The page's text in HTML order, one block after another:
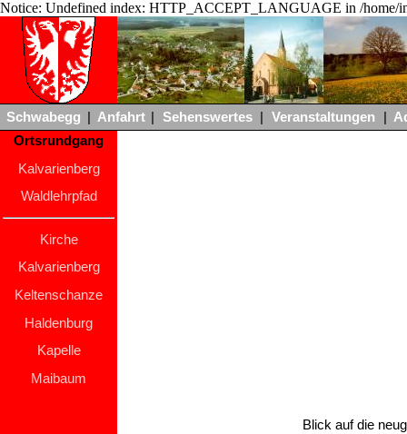
Notice: Undefined index: HTTP_ACCEPT_LANGUAGE in /home/
Schwabegg Anfahrt Sehenswertes Veranstaltungen
Ortsrundgang
Kalvarienberg
Waldlehrpfad
Kirche
Kalvarienberg
Keltenschanze
Haldenburg
Kapelle
Maibaum
Blick auf die